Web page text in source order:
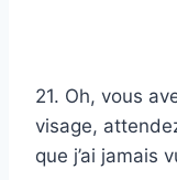
21. Oh, vous
visage,
que j’ai jamais